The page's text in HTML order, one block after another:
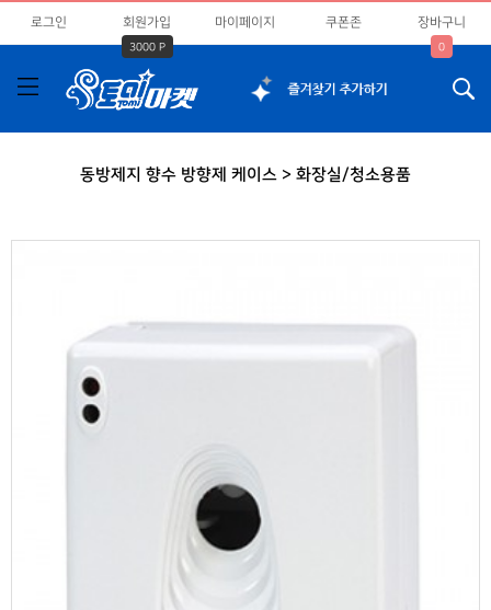
로그인 회원가입
3000 P
마이페이지 쿠폰존 장바구니
0
동방제지 향수 방향제 케이스 > 화장실/청소용품